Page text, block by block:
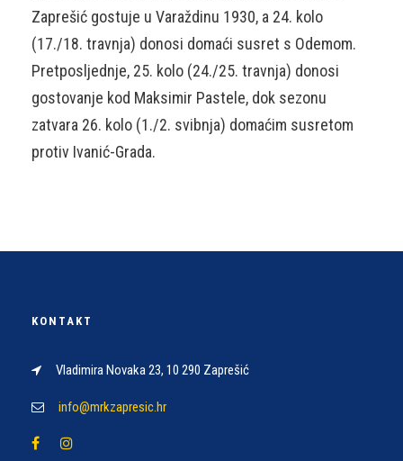
Zaprešić gostuje u Varaždinu 1930, a 24. kolo
(17./18. travnja) donosi domaći susret s Odemom.
Pretposljednje, 25. kolo (24./25. travnja) donosi
gostovanje kod Maksimir Pastele, dok sezonu
zatvara 26. kolo (1./2. svibnja) domaćim susretom
protiv Ivanić-Grada.
KONTAKT
Vladimira Novaka 23, 10 290 Zaprešić
info@mrkzapresic.hr